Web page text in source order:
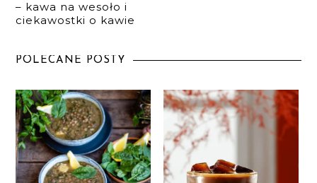
– kawa na wesoło i
ciekawostki o kawie
POLECANE POSTY